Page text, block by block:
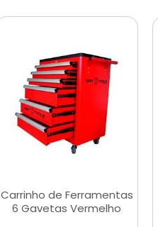
Carrinho de Ferramentas
6 Gavetas Vermelho